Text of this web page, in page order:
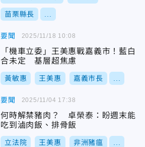
苗栗縣長
要聞
「機車立委」王美惠戰嘉義市！藍白
合未定 基層超焦慮
黃敏惠 王美惠 嘉義市長
2025/11/18 10:08
要聞
何時解禁豬肉？ 卓榮泰：盼週末能
吃到滷肉飯、排骨飯
立法院 王美惠 非洲豬瘟
2025/11/04 17:38